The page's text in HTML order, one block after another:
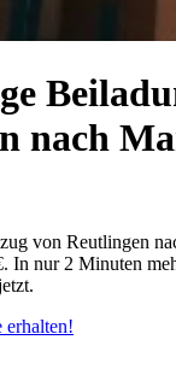
nach
von Reutlingen
In nur 2 Minuten
erhalten!